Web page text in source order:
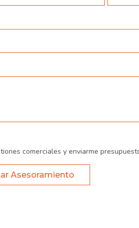
comerciales y enviarme
Asesoramiento